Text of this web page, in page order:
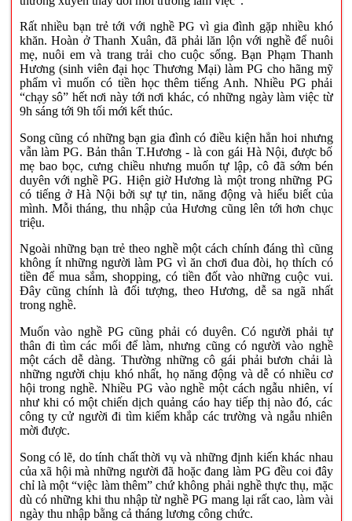
Rất nhiều bạn trẻ tới với nghề PG vì gia đình gặp nhiều khó
khăn. Hoàn ở Thanh Xuân, đã phải lăn lộn với nghề để nuôi
mẹ, nuôi em và trang trải cho cuộc sống. Bạn Phạm Thanh
Hương (sinh viên đại học Thương Mại) làm PG cho hãng mỹ
phẩm vì muốn có tiền học thêm tiếng Anh. Nhiều PG phải
“chạy sô” hết nơi này tới nơi khác, có những ngày làm việc từ
9h sáng tới 9h tối mới kết thúc.
Song cũng có những bạn gia đình có điều kiện hẳn hoi nhưng
vẫn làm PG. Bản thân T.Hương - là con gái Hà Nội, được bố
mẹ bao bọc, cưng chiều nhưng muốn tự lập, cô đã sớm bén
duyên với nghề PG. Hiện giờ Hương là một trong những PG
có tiếng ở Hà Nội bởi sự tự tin, năng động và hiểu biết của
mình. Mỗi tháng, thu nhập của Hương cũng lên tới hơn chục
triệu.
Ngoài những bạn trẻ theo nghề một cách chính đáng thì cũng
không ít những người làm PG vì ăn chơi đua đòi, họ thích có
tiền để mua sắm, shopping, có tiền đốt vào những cuộc vui.
Đây cũng chính là đối tượng, theo Hương, dễ sa ngã nhất
trong nghề.
Muốn vào nghề PG cũng phải có duyên. Có người phải tự
thân đi tìm các mối để làm, nhưng cũng có người vào nghề
một cách dễ dàng. Thường những cô gái phải bươn chải là
những người chịu khó nhất, họ năng động và dễ có nhiều cơ
hội trong nghề. Nhiều PG vào nghề một cách ngẫu nhiên, ví
như khi có một chiến dịch quảng cáo hay tiếp thị nào đó, các
công ty cử người đi tìm kiếm khắp các trường và ngẫu nhiên
mời được.
Song có lẽ, do tính chất thời vụ và những định kiến khác nhau
của xã hội mà những người đã hoặc đang làm PG đều coi đây
chỉ là một “việc làm thêm” chứ không phải nghề thực thụ, mặc
dù có những khi thu nhập từ nghề PG mang lại rất cao, làm vài
ngày thu nhập bằng cả tháng lương công chức.